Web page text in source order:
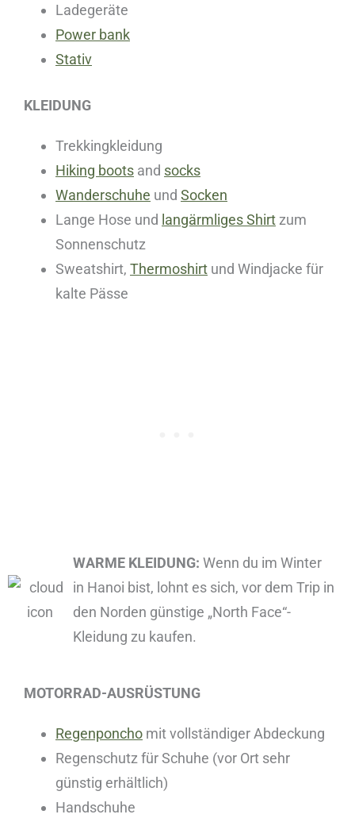
Ladegeräte
Power bank
Stativ
KLEIDUNG
Trekkingkleidung
Hiking boots and socks
Wanderschuhe und Socken
Lange Hose und langärmliges Shirtzum
Sonnenschutz
Sweatshirt, Thermoshirt und Windjacke für
kalte Pässe
WARME KLEIDUNG: Wenn du im Winter
in Hanoi bist, lohnt es sich, vor dem Trip in
den Norden günstige „North Face“-
Kleidung zu kaufen.
MOTORRAD-AUSRÜSTUNG
Regenponcho mit vollständiger Abdeckung
Regenschutz für Schuhe (vor Ort sehr
günstig erhältlich)
Handschuhe